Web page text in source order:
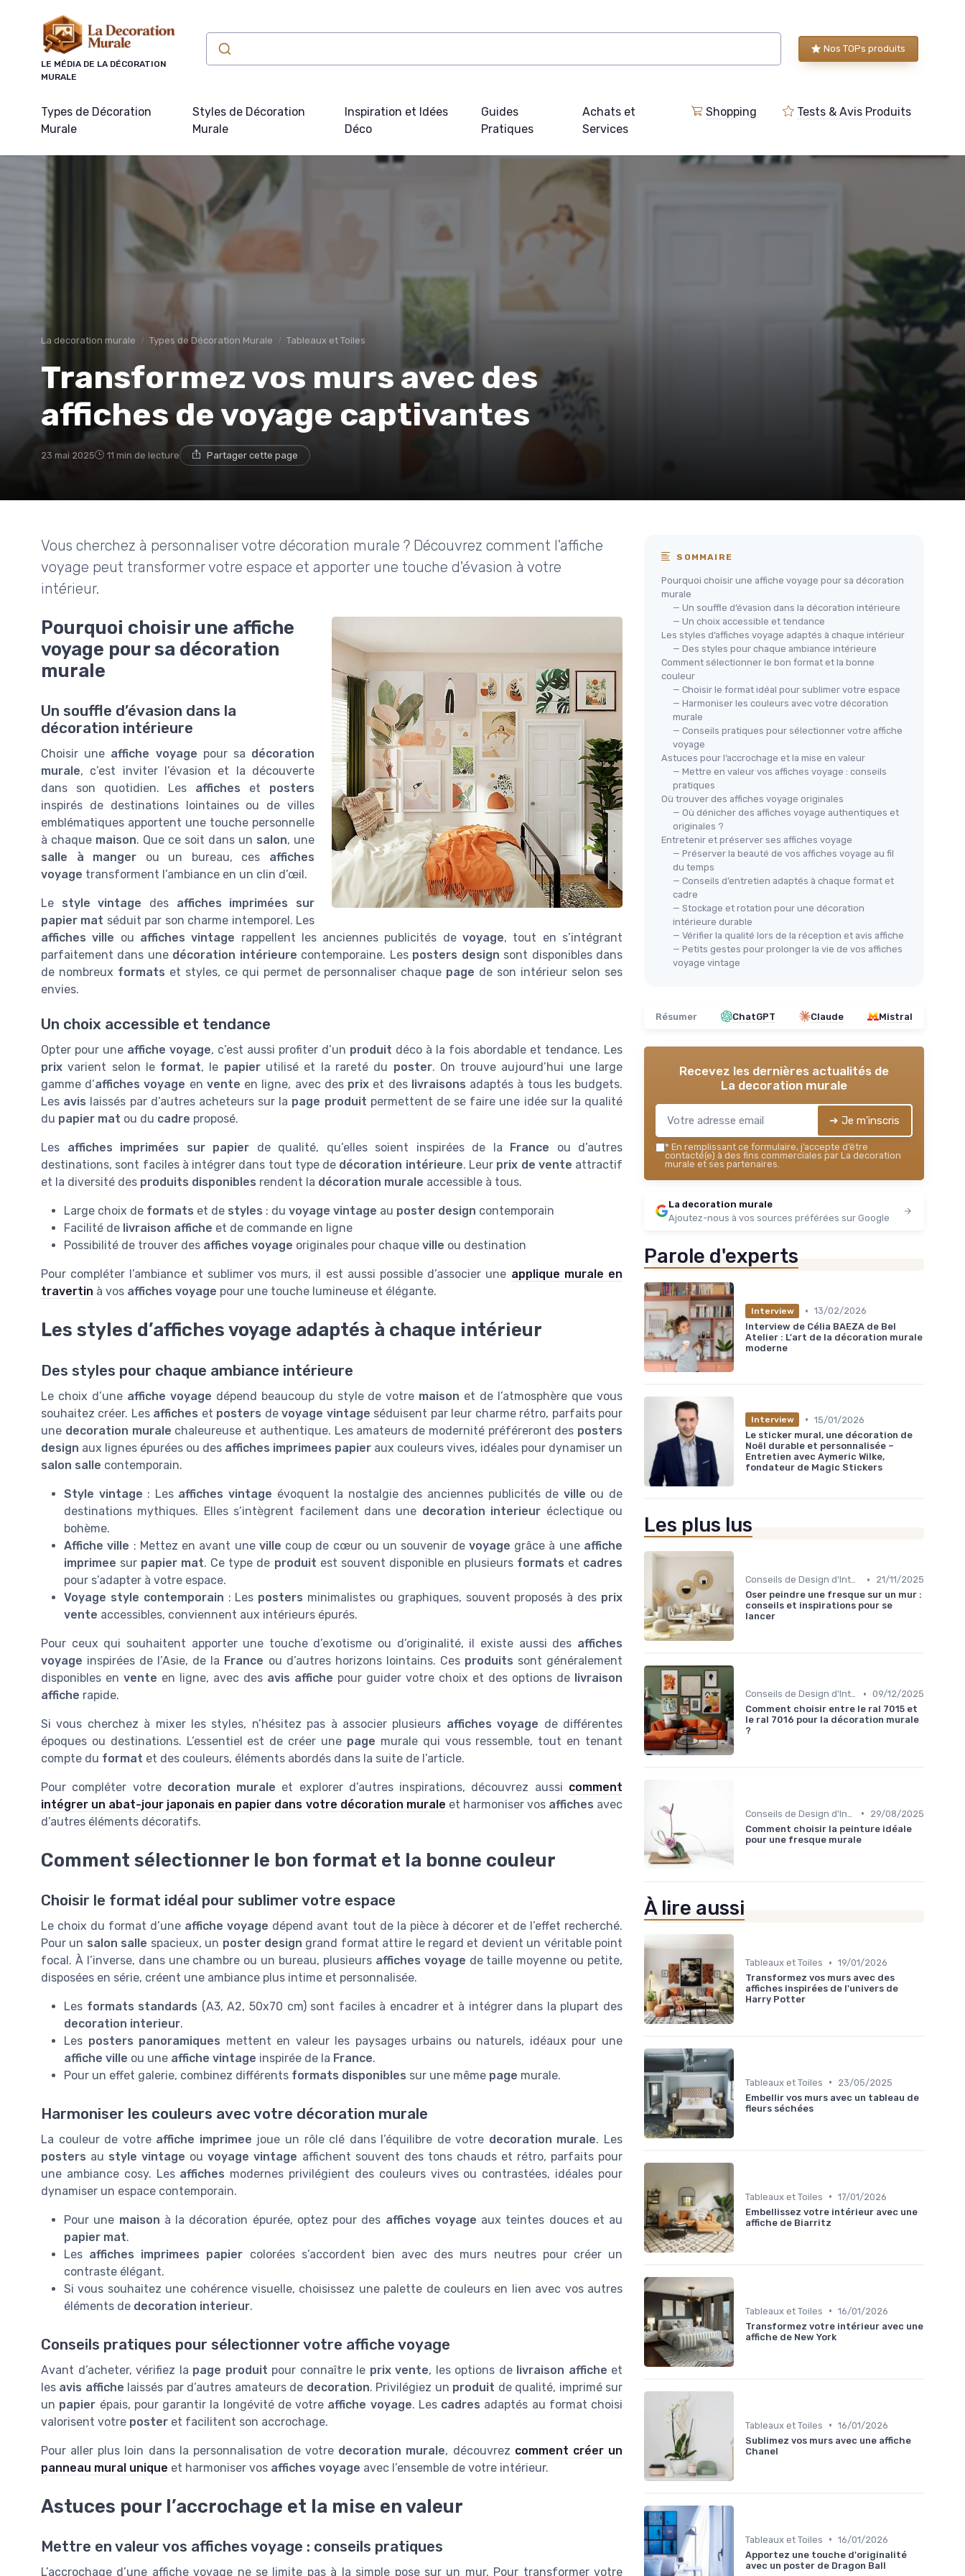
LE MÉDIA DE LA DÉCORATION
MURALE
Nos TOPs produits
Types de Décoration
Murale
Styles de Décoration
Murale
Inspiration et Idées
Déco
Guides
Pratiques
Achats et
Services
Shopping Tests & Avis Produits
La decoration murale Types de Décoration Murale Tableaux et Toiles
Transformez vos murs avec des
affiches de voyage captivantes
23 mai 2025 11 min de lecture Partager cette page
Vous cherchez à personnaliser votre décoration murale ? Découvrez comment l'affiche
voyage peut transformer votre espace et apporter une touche d'évasion à votre
intérieur.
Pourquoi choisir une affiche
voyage pour sa décoration
murale
Un souffle d’évasion dans la
décoration intérieure
Choisir une affiche voyage pour sa décoration
murale, c’est inviter l’évasion et la découverte
dans son quotidien. Les affiches et posters
inspirés de destinations lointaines ou de villes
emblématiques apportent une touche personnelle
à chaque maison. Que ce soit dans un salon, une
salle à manger ou un bureau, ces affiches
voyage transforment l’ambiance en un clin d’œil.
Le style vintage des affiches imprimées sur
papier mat séduit par son charme intemporel. Les
affiches ville ou affiches vintage rappellent les anciennes publicités devoyage, tout en s’intégrant
parfaitement dans une décoration intérieure contemporaine. Les posters design sont disponibles dans
de nombreux formats et styles, ce qui permet de personnaliser chaque page de son intérieur selon ses
envies.
Un choix accessible et tendance
Opter pour une affiche voyage, c’est aussi profiter d’un produit déco à la fois abordable et tendance. Les
prix varient selon le format, le papierutilisé et la rareté du poster. On trouve aujourd’hui une large
gamme d’affiches voyage en vente en ligne, avec des prix et des livraisons adaptés à tous les budgets.
Les avis laissés par d’autres acheteurs sur la page produit permettent de se faire une idée sur la qualité
du papier mat ou du cadre proposé.
Les affiches imprimées sur papier de qualité, qu’elles soient inspirées de la France ou d’autres
destinations, sont faciles à intégrer dans tout type de décoration intérieure. Leur prix de vente attractif
et la diversité des produits disponibles rendent la décoration murale accessible à tous.
Large choix de formats et de styles : du voyage vintage au poster design contemporain
Facilité de livraison affiche et de commande en ligne
Possibilité de trouver des affiches voyage originales pour chaque ville ou destination
Pour compléter l’ambiance et sublimer vos murs, il est aussi possible d’associer une applique murale en
travertin à vos affiches voyage pour une touche lumineuse et élégante.
Les styles d’affiches voyage adaptés à chaque intérieur
Des styles pour chaque ambiance intérieure
Le choix d’une affiche voyage dépend beaucoup du style de votre maison et de l’atmosphère que vous
souhaitez créer. Les affiches et posters devoyage vintage séduisent par leur charme rétro, parfaits pour
une decoration murale chaleureuse et authentique. Les amateurs de modernité préféreront des posters
design aux lignes épurées ou des affiches imprimees papier aux couleurs vives, idéales pour dynamiser un
salon salle contemporain.
Style vintage : Les affiches vintage évoquent la nostalgie des anciennes publicités de ville ou de
destinations mythiques. Elles s’intègrent facilement dans une decoration interieur éclectique ou
bohème.
Affiche ville : Mettez en avant une ville coup de cœur ou un souvenir de voyage grâce à une affiche
imprimee sur papier mat. Ce type de produit est souvent disponible en plusieurs formats et cadres
pour s’adapter à votre espace.
Voyage style contemporain : Les posters minimalistes ou graphiques, souvent proposés à des prix
vente accessibles, conviennent aux intérieurs épurés.
Pour ceux qui souhaitent apporter une touche d’exotisme ou d’originalité, il existe aussi des affiches
voyage inspirées de l’Asie, de la France ou d’autres horizons lointains. Ces produits sont généralement
disponibles en vente en ligne, avec des avis affiche pour guider votre choix et des options de livraison
affiche rapide.
Si vous cherchez à mixer les styles, n’hésitez pas à associer plusieurs affiches voyage de différentes
époques ou destinations. L’essentiel est de créer une page murale qui vous ressemble, tout en tenant
compte du format et des couleurs, éléments abordés dans la suite de l’article.
Pour compléter votre decoration murale et explorer d’autres inspirations, découvrez aussi comment
intégrer un abat-jour japonais en papier dans votre décoration murale et harmoniser vos affiches avec
d’autres éléments décoratifs.
Comment sélectionner le bon format et la bonne couleur
Choisir le format idéal pour sublimer votre espace
Le choix du format d’une affiche voyage dépend avant tout de la pièce à décorer et de l’effet recherché.
Pour un salon salle spacieux, un poster design grand format attire le regard et devient un véritable point
focal. À l’inverse, dans une chambre ou un bureau, plusieurs affiches voyage de taille moyenne ou petite,
disposées en série, créent une ambiance plus intime et personnalisée.
Les formats standards (A3, A2, 50x70 cm) sont faciles à encadrer et à intégrer dans la plupart des
decoration interieur.
Les posters panoramiques mettent en valeur les paysages urbains ou naturels, idéaux pour une
affiche ville ou une affiche vintage inspirée de la France.
Pour un effet galerie, combinez différents formats disponibles sur une même page murale.
Harmoniser les couleurs avec votre décoration murale
La couleur de votre affiche imprimee joue un rôle clé dans l’équilibre de votre decoration murale. Les
posters au style vintage ouvoyage vintage affichent souvent des tons chauds et rétro, parfaits pour
une ambiance cosy. Les affiches modernes privilégient des couleurs vives ou contrastées, idéales pour
dynamiser un espace contemporain.
Pour une maison à la décoration épurée, optez pour des affiches voyage aux teintes douces et au
papier mat.
Les affiches imprimees papier colorées s’accordent bien avec des murs neutres pour créer un
contraste élégant.
Si vous souhaitez une cohérence visuelle, choisissez une palette de couleurs en lien avec vos autres
éléments de decoration interieur.
Conseils pratiques pour sélectionner votre affiche voyage
Avant d’acheter, vérifiez la page produit pour connaître le prix vente, les options de livraison affiche et
les avis affiche laissés par d’autres amateurs de decoration. Privilégiez un produit de qualité, imprimé sur
un papier épais, pour garantir la longévité de votre affiche voyage. Les cadres adaptés au format choisi
valorisent votre poster et facilitent son accrochage.
Pour aller plus loin dans la personnalisation de votre decoration murale, découvrez comment créer un
panneau mural unique et harmoniser vos affiches voyage avec l’ensemble de votre intérieur.
Astuces pour l’accrochage et la mise en valeur
Mettre en valeur vos affiches voyage : conseils pratiques
L’accrochage d’une affiche voyage ne se limite pas à la simple pose sur un mur. Pour transformer votre
SOMMAIRE
Pourquoi choisir une affiche voyage pour sa décoration
murale
— Un souffle d’évasion dans la décoration intérieure
— Un choix accessible et tendance
Les styles d’affiches voyage adaptés à chaque intérieur
— Des styles pour chaque ambiance intérieure
Comment sélectionner le bon format et la bonne
couleur
— Choisir le format idéal pour sublimer votre espace
— Harmoniser les couleurs avec votre décoration
murale
— Conseils pratiques pour sélectionner votre affiche
voyage
Astuces pour l’accrochage et la mise en valeur
— Mettre en valeur vos affiches voyage : conseils
pratiques
Où trouver des affiches voyage originales
— Où dénicher des affiches voyage authentiques et
originales ?
Entretenir et préserver ses affiches voyage
— Préserver la beauté de vos affiches voyage au fil
du temps
— Conseils d’entretien adaptés à chaque format et
cadre
— Stockage et rotation pour une décoration
intérieure durable
— Vérifier la qualité lors de la réception et avis affiche
— Petits gestes pour prolonger la vie de vos affiches
voyage vintage
Résumer ChatGPT Claude Mistral
Recevez les dernières actualités de
La decoration murale
➔ Je m'inscris
* En remplissant ce formulaire, j’accepte d’être
contacté(e) à des fins commerciales par La decoration
murale et ses partenaires.
La decoration murale
Ajoutez-nous à vos sources préférées sur Google
Parole d'experts
Interview • 13/02/2026
Interview de Célia BAEZA de Bel
Atelier : L'art de la décoration murale
moderne
Interview • 15/01/2026
Le sticker mural, une décoration de
Noël durable et personnalisée –
Entretien avec Aymeric Wilke,
fondateur de Magic Stickers
Les plus lus
Conseils de Design d'Intérieur •
21/11/2025
Oser peindre une fresque sur un mur :
conseils et inspirations pour se
lancer
Conseils de Design d'Intérieur • 09/12/2025
Comment choisir entre le ral 7015 et
le ral 7016 pour la décoration murale
?
•
29/08/2025
Comment choisir la peinture idéale
pour une fresque murale
À lire aussi
Tableaux et Toiles • 19/01/2026
Transformez vos murs avec des
affiches inspirées de l'univers de
Harry Potter
Tableaux et Toiles •
23/05/2025
Embellir vos murs avec un tableau de
fleurs séchées
Tableaux et Toiles • 17/01/2026
Embellissez votre intérieur avec une
affiche de Biarritz
Tableaux et Toiles • 16/01/2026
Transformez votre intérieur avec une
affiche de New York
Tableaux et Toiles • 16/01/2026
Sublimez vos murs avec une affiche
Chanel
Tableaux et Toiles • 16/01/2026
Apportez une touche d'originalité
avec un poster de Dragon Ball